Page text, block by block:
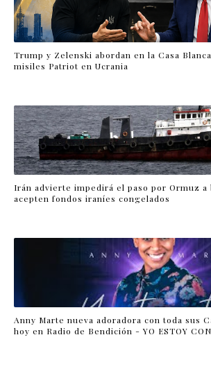
Trump y Zelenski abordan en la Casa
misiles Patriot en Ucrania
Irán advierte impedirá el paso por Ormuz a
acepten fondos iraníes congelados
Anny Marte nueva adoradora con toda sus
hoy en Radio de Bendición - YO ESTOY